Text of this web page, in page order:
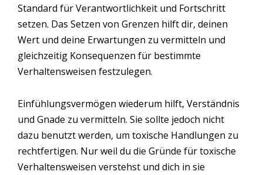
Standard für Verantwortlichkeit und Fortschritt
setzen. Das Setzen von Grenzen hilft dir, deinen
Wert und deine Erwartungen zu vermitteln und
gleichzeitig Konsequenzen für bestimmte
Verhaltensweisen festzulegen.
Einfühlungsvermögen wiederum hilft, Verständnis
und Gnade zu vermitteln. Sie sollte jedoch nicht
dazu benutzt werden, um toxische Handlungen zu
rechtfertigen. Nur weil du die Gründe für toxische
Verhaltensweisen verstehst und dich in sie